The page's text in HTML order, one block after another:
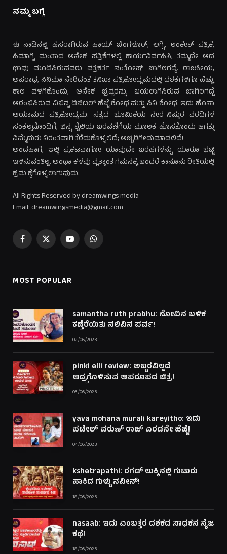
ನಮ್ಮ ಬಗ್ಗೆ
ಈ ನಾಡಿನಲ್ಲಿ ಹೆಸರಾಗಿರುವ ಹಾಯ್ ಬೆಂಗಳೂರ್, ಅಗ್ನಿ, ಲಂಕೇಶ್ ಪತ್ರಿಕೆ,
ಹಿಮಾಗ್ನಿ ಮಂತಾದ ಅನೇಕ ಪತ್ರಿಕೆಗಳಲ್ಲಿ ಕಾರ್ಯನಿರ್ವಹಿಸಿ, ತಮ್ಮದೇ ಆದ
ಛಾಪು ಮೂಡಿಸಿರುವವರು ಪತ್ರಕರ್ತ ಸಂತೋಷ್ ಬಾಗಿಲಗದ್ದೆ. ರಾಜಕೀಯ,
ಅಪರಾಧ, ಸಿನಿಮಾ ಸೇರಿದಂತೆ ತನಿಖಾ ಪತ್ರಿಕೋದ್ಯಮದಲ್ಲಿ ದಶಕಗಳಿಗೂ ಹೆಚ್ಚು
ಕಾಲ ಪಳಗಿಕೊಂಡು, ಅನೇಕ ಭ್ರಷ್ಟರನ್ನು ಬಯಲಾಗಿಸಿರುವ ಬಾಗಿಲಗದ್ದೆ
ಆರಂಭಿಸಿರುವ ವಿಭಿನ್ನ ಡಿಜಿಟಲ್ ಹೆಜ್ಜೆ ಶೋಧ ಮತ್ತು ಸಿನಿ ಶೋಧ. ಇದು ಹೊಸಾ
ಆಯಾಮದ ಪತ್ರಿಕೋದ್ಯಮ. ಸತ್ಯದ ಭೂಮಿಕೆಯ ನೇರ-ನಿಷ್ಠುರ ವರದಿಗಳ
ಸಂಕಲ್ಪದೊಂದಿಗೆ, ಭಿನ್ನ ಶೈಲಿಯ ಬರವಣಿಗೆಯ ಮೂಲಕ ಹೊಸತೊಂದು ಜಗತ್ತು
ನಿಮ್ಮೆದುರು ನಿರಂತವಾಗಿ ತೆರೆದುಕೊಳ್ಳಲಿದೆ; ಅಚ್ಚರಿಗೀಡುಮಾಡಲಿದೆ!
ಅಂದಹಾಗೆ, ಇಲ್ಲಿ ಪ್ರಕಟವಾಗೋ ಯಾವುದೇ ಬರಹಗಳನ್ನು ಯಾರೂ ಭಟ್ಟಿ
ಇಳಿಸುವಂತಿಲ್ಲ. ಅಂಥಾ ಕಳವು ವೃತ್ತಾಂತ ಗಮನಕ್ಕೆ ಬಂದರೆ ಕಾನೂನು ರೀತಿಯಲ್ಲಿ
ಕ್ರಮ ಕೈಗೊಳ್ಳಲಾಗುವುದು.
All Rights Reserved by dreamwings media
Email: dreamwingsmedia@gmail.com
Facebook
X
YouTubeWhatsApp
MOST POPULAR
samantha ruth prabhu: ನೋವಿನ ಬಳಿಕ
ಕಣ್ತೆರೆಯಿತು ನಲಿವಿನ ಪರ್ವ!
02/06/2023
pinki elli review: ಅಬ್ಬರವಿಲ್ಲದೆ
ಆದ್ರ್ರಗೊಳಿಸುವ ಅಪರೂಪದ ಚಿತ್ರ!
03/06/2023
yava mohana murali kareyitho: ಇದು
ಪಟೇಲ್ ವರುಣ್ ರಾಜ್ ಎರಡನೇ ಹೆಜ್ಜೆ!
04/06/2023
kshetrapathi: ರಗಡ್ ಲುಕ್ಕಿನಲ್ಲಿ ಗುಟುರು
ಹಾಕಿದ ಗುಳ್ಟು ನವೀನ್!
18/06/2023
nasaab: ಇದು ಎಂಬತ್ತರ ದಶಕದ ಸಾಧಕನ ನೈಜ
ಕಥೆ!
18/06/2023